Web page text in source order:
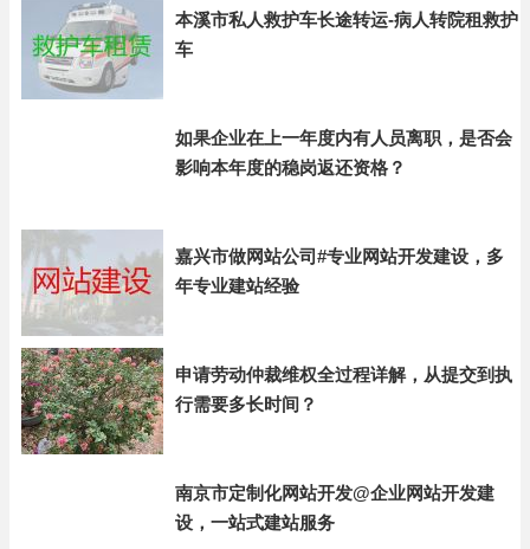
本溪市私人救护车长途转运-病人转院租救护
车
如果企业在上一年度内有人员离职，是否会
影响本年度的稳岗返还资格？
嘉兴市做网站公司#专业网站开发建设，多
年专业建站经验
申请劳动仲裁维权全过程详解，从提交到执
行需要多长时间？
南京市定制化网站开发@企业网站开发建
设，一站式建站服务